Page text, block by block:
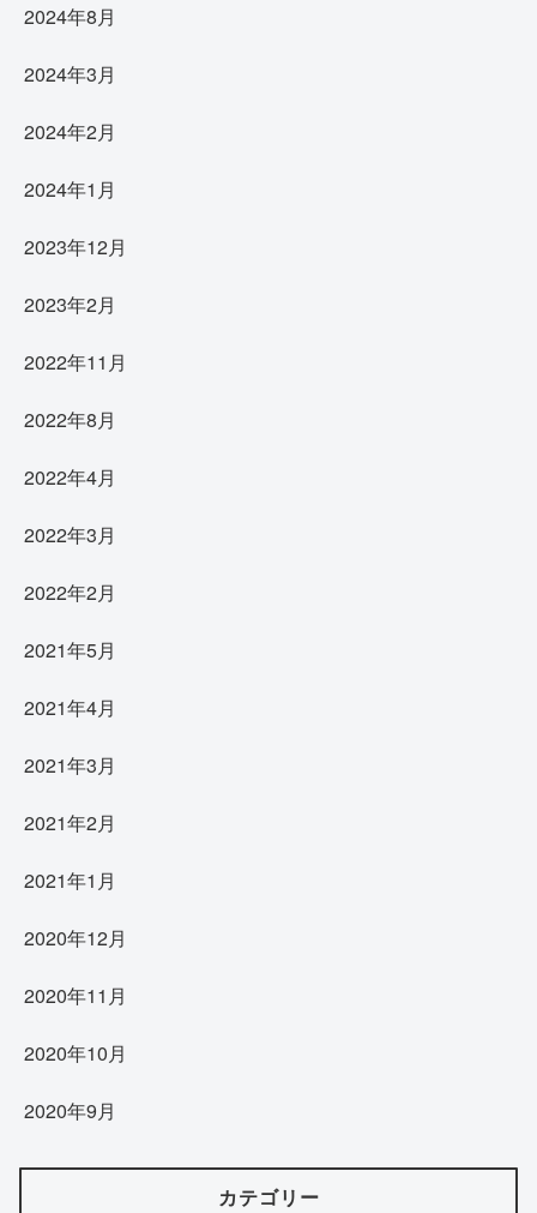
2024年8月
2024年3月
2024年2月
2024年1月
2023年12月
2023年2月
2022年11月
2022年8月
2022年4月
2022年3月
2022年2月
2021年5月
2021年4月
2021年3月
2021年2月
2021年1月
2020年12月
2020年11月
2020年10月
2020年9月
カテゴリー